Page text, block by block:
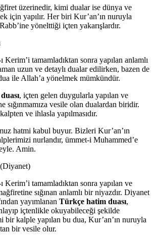
üzerinedir, kimi dualar ise dünya ve
için yapılır. Her biri Kur’an’ın nuruyla
yönelttiği içten yakarışlardır.
Kerim’i tamamladıktan sonra yapılan anlamlı
uzun ve detaylı dualar edilirken, bazen de
ile Allah’a yönelmek mümkündür.
, içten gelen duygularla yapılan ve
sığınmamıza vesile olan dualardan biridir.
ve ihlasla yapılmasıdır.
hatmi kabul buyur. Bizleri Kur’an’ın
nurlandır, ümmet-i Muhammed’e
Amin.
Kerim’i tamamladıktan sonra yapılan ve
sığınan anlamlı bir niyazdır. Diyanet
yayımlanan Türkçe hatim duası,
içtenlikle okuyabileceği şekilde
bir kalple yapılan bu dua, Kur’an’ın nuruyla
bir vesile olur.